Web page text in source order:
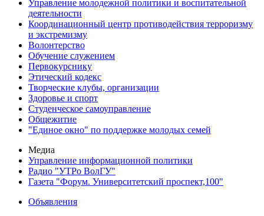
Управление молодежной политики и воспитательной
деятельности
Координационный центр противодействия терроризму
и экстремизму
Волонтерство
Обучение служением
Первокурснику
Этический кодекс
Творческие клубы, организации
Здоровье и спорт
Студенческое самоуправление
Общежитие
"Единое окно" по поддержке молодых семей
Медиа
Управление информационной политики
Радио "УТРо ВолГУ"
Газета "Форум. Университетский проспект,100"
Объявления